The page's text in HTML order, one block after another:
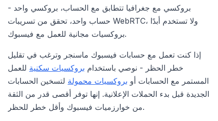
بروكسي مع جغرافيا تتطابق مع الحساب، بروكسي واحد -
حساب واحد، تحقق من تسريبات WebRTC، ولا تستخدم أبدًا
بروكسيات مجانية للعمل مع فيسبوك.
إذا كنت تعمل مع حسابات فيسبوك ماسنجر وترغب في تقليل
خطر الحظر - نوصي باستخدام بروكسيات سكنية للعمل
المستمر مع الحسابات أو بروكسيات محمولة لتسخين الحسابات
الجديدة قبل بدء الحملات الإعلانية. إنها توفر أقصى قدر من الثقة
من خوارزميات فيسبوك وأقل خطر للحظر.